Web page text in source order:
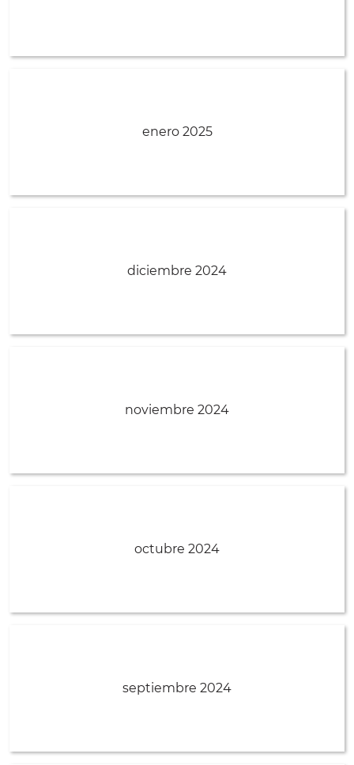
enero 2025
diciembre 2024
noviembre 2024
octubre 2024
septiembre 2024